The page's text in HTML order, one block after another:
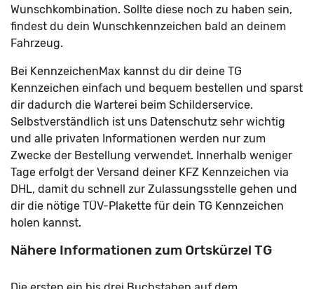
Wunschkombination. Sollte diese noch zu haben sein,
findest du dein Wunschkennzeichen bald an deinem
Fahrzeug.
Bei KennzeichenMax kannst du dir deine TG
Kennzeichen einfach und bequem bestellen und sparst
dir dadurch die Warterei beim Schilderservice.
Selbstverständlich ist uns Datenschutz sehr wichtig
und alle privaten Informationen werden nur zum
Zwecke der Bestellung verwendet. Innerhalb weniger
Tage erfolgt der Versand deiner KFZ Kennzeichen via
DHL, damit du schnell zur Zulassungsstelle gehen und
dir die nötige TÜV-Plakette für dein TG Kennzeichen
holen kannst.
Nähere Informationen zum Ortskürzel TG